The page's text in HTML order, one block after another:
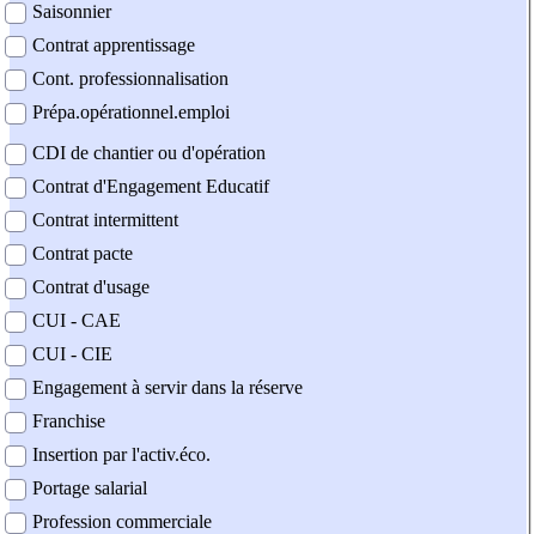
Saisonnier
Contrat apprentissage
Cont. professionnalisation
Prépa.opérationnel.emploi
CDI de chantier ou d'opération
Contrat d'Engagement Educatif
Contrat intermittent
Contrat pacte
Contrat d'usage
CUI - CAE
CUI - CIE
Engagement à servir dans la réserve
Franchise
Insertion par l'activ.éco.
Portage salarial
Profession commerciale